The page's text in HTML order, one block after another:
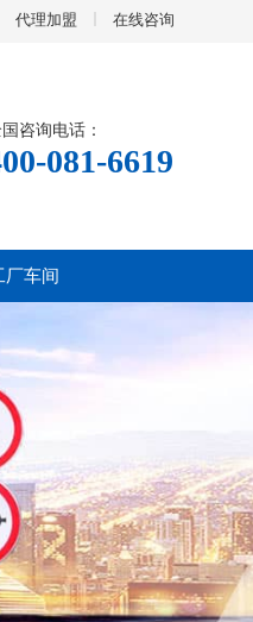
代理加盟 在线咨询
咨询电话：
081-6619
厂车间